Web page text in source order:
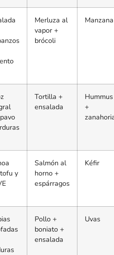
Merluza al
vapor +
brócoli
Manzana
Tortilla +
ensalada
Hummus
+
y
Salmón al
horno +
espárragos
Kéfir
Pollo +
boniato +
ensalada
Uvas